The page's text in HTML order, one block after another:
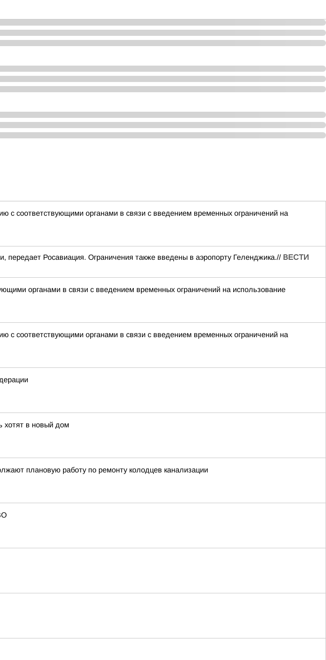
соответствующими органами в связи с введением временных ограничений на
Росавиация. Ограничения также введены в аэропорту Геленджика.// ВЕСТИ
органами в связи с введением временных ограничений на использование
соответствующими органами в связи с введением временных ограничений на
хотят в новый дом
плановую работу по ремонту колодцев канализации